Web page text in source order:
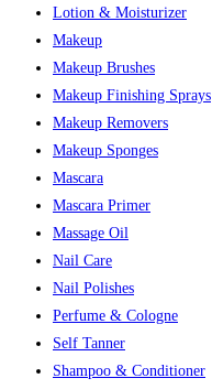
Lotion & Moisturizer
Makeup
Makeup Brushes
Makeup Finishing Sprays
Makeup Removers
Makeup Sponges
Mascara
Mascara Primer
Massage Oil
Nail Care
Nail Polishes
Perfume & Cologne
Self Tanner
Shampoo & Conditioner